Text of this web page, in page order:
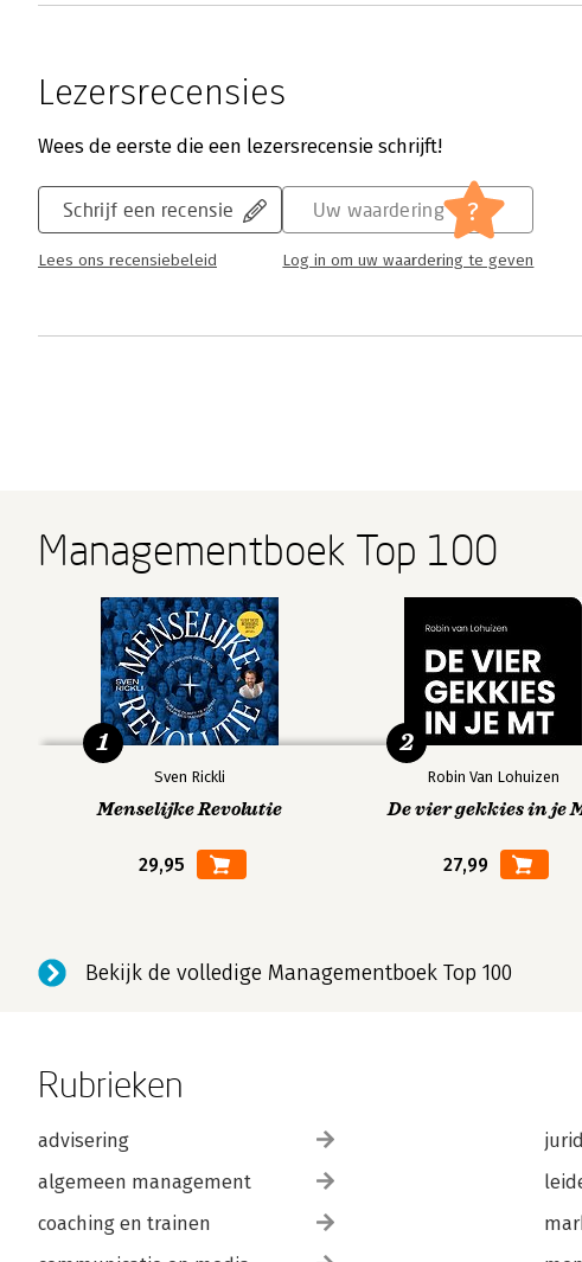
Lezersrecensies
Wees de eerste die een lezersrecensie schrijft!
Schrijf een recensie
Lees ons recensiebeleid
Uw waardering ?
Log in om uw waardering te geven
Managementboek Top 100
Sven Rickli
Menselijke Revolutie
29,95
1
Robin Van Lohuizen
De vier gekkies in je
27,99
2
Bekijk de volledige Managementboek Top 100
Rubrieken
advisering
algemeen management
coaching en trainen